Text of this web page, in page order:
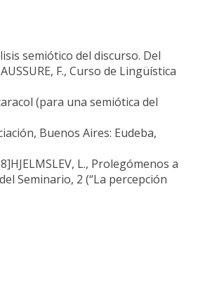
semiótico del discurso. Del
F., Curso de Lingüística
(para una semiótica del
Buenos Aires: Eudeba,
L., Prolegómenos a
Seminario, 2 (“La percepción